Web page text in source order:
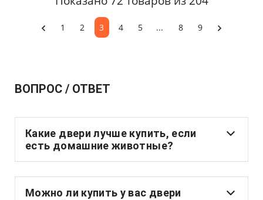
1 2 3 4 5 ... 8 9
ВОПРОС / ОТВЕТ
Какие двери лучше купить, если
есть домашние животные?
Можно ли купить у вас двери